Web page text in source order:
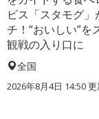
ビス「スタモグ」
チ！“おいしい”を
観戦の入り口に
全国
2026年8月4日 14:50更